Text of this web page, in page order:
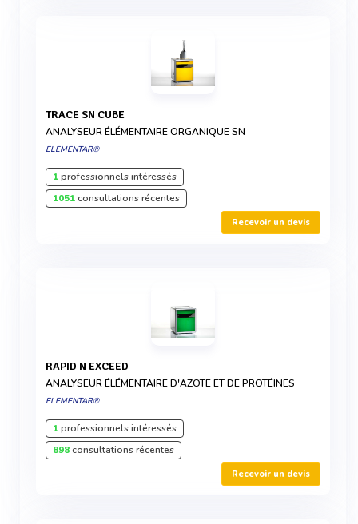
TRACE SN CUBE
ANALYSEUR ÉLÉMENTAIRE ORGANIQUE SN
ELEMENTAR®
1professionnels intéressés
1051consultations récentes
Recevoir un devis
RAPID N EXCEED
ANALYSEUR ÉLÉMENTAIRE D'AZOTE ET DE PROTÉINES
ELEMENTAR®
1professionnels intéressés
898consultations récentes
Recevoir un devis